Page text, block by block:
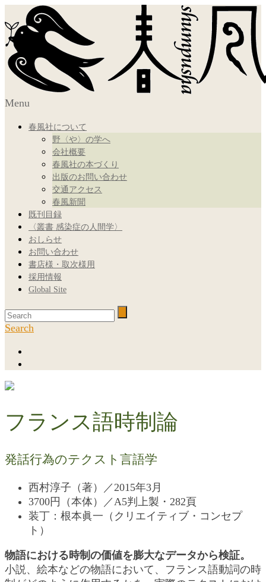
Menu
春風社について
野〈や〉の学へ
会社概要
春風社の本づくり
出版のお問い合わせ
交通アクセス
春風新聞
既刊目録
〈叢書 感染症の人間学〉
おしらせ
お問い合わせ
書店様・取次様用
採用情報
Global Site
Search
フランス語時制論
発話行為のテクスト言語学
西村淳子（著）／2015年3月
3700円（本体）／A5判上製・282頁
装丁：根本眞一（クリエイティブ・コンセプ
ト）
物語における時制の価値を膨大なデータから検証。
小説、絵本などの物語において、フランス語動詞の時